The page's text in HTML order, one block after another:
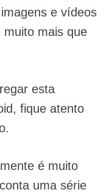
e vídeos
muito mais que
esta
fique atento
é muito
uma série